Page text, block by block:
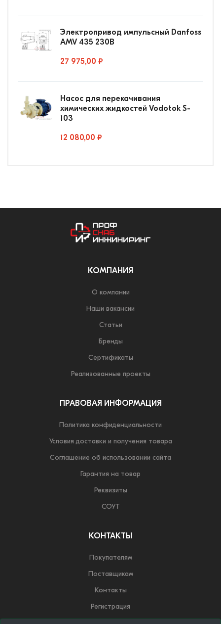
Электропривод импульсный Danfoss
AMV 435 230В
27 975,00 ₽
Насос для перекачивания
химических жидкостей Vodotok S-
103
12 080,00 ₽
КОМПАНИЯ
О компании
Наши вакансии
Статьи
Бренды
Сертификаты
Реализованные проекты
ПРАВОВАЯ ИНФОРМАЦИЯ
Политика конфиденциальности
Условия доставки и получения товара
Соглашение об использовании сайта
Гарантия на товар
Реквизиты
СОУТ
КОНТАКТЫ
Покупателям
Поставщикам
Контакты
Регистрация